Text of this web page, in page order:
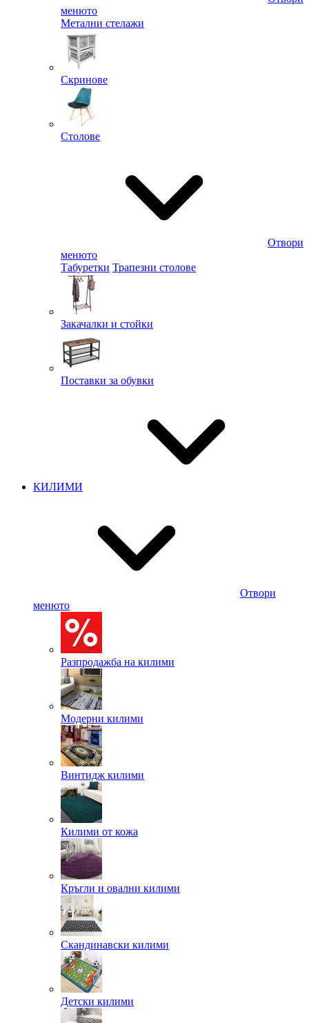
менюто
Метални стелажи
Скринове
Столове
Отвори
менюто
Табуретки Трапезни столове
Закачалки и стойки
Поставки за обувки
КИЛИМИ
Отвори
менюто
Разпродажба на килими
Модерни килими
Винтидж килими
Килими от кожа
Кръгли и овални килими
Скандинавски килими
Детски килими